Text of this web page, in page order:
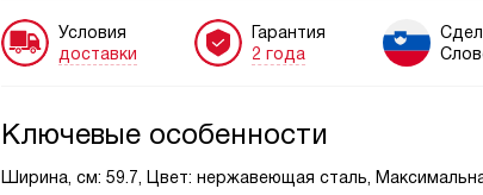
Условия
доставки
Гарантия
2 года
Ключевые особенности
Ширина, см: 59.7, Цвет: нержавеющая сталь,